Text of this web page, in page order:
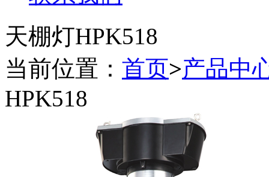
天棚灯HPK518
当前位置： 首页>产品中
HPK518